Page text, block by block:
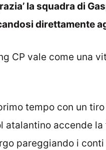
la squadra di
direttamente
CP vale come una
tempo con un
accende
pareggiando i conti